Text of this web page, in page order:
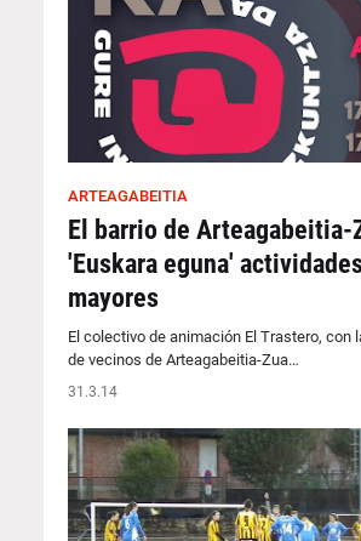
ARTEAGABEITIA
El barrio de Arteagabeitia-
'Euskara eguna'
mayores
El colectivo de animación El Trastero,
de vecinos de Arteagabeitia-Zua…
31.3.14